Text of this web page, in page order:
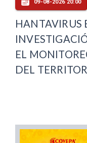
09-08-2026 20:00
HANTAVIRUS
EL
DEL